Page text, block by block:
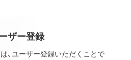
ザー登録
、ユーザー登録いただくことで